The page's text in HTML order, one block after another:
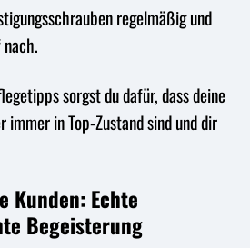
regelmäßig und
sorgst du dafür, dass deine
immer in Top-Zustand sind und dir
Kunden: Echte
Begeisterung